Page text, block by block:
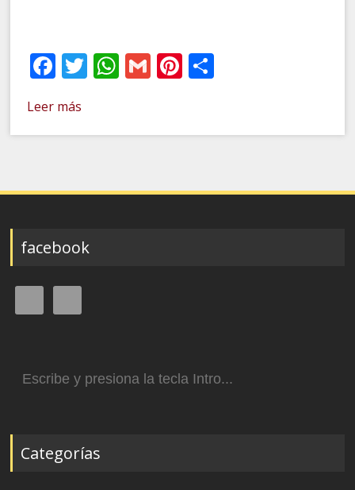
Facebook
Twitter
WhatsApp
GmailPinterest
Leer más
facebook
Categorías